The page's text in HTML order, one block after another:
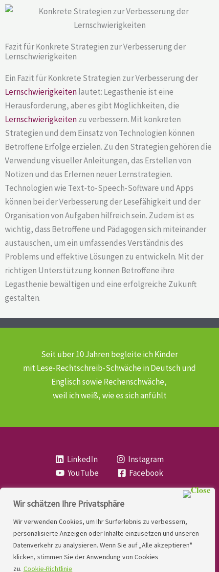
Wir schätzen Ihre Privatsphäre
Wir verwenden Cookies, um Ihr Surferlebnis zu verbessern,
personalisierte Anzeigen oder Inhalte einzusetzen und unseren
Datenverkehr zu analysieren. Wenn Sie auf „Alle akzeptieren"
klicken, stimmen Sie der Anwendung von Cookies
zu. Cookie-Richtlinie
Fazit für Konkrete Strategien zur Verbesserung der
Lernschwierigkeiten
Ein Fazit für Konkrete Strategien zur Verbesserung der
Lernschwierigkeitenlautet: Legasthenie ist eine
Herausforderung, aber es gibt Möglichkeiten, die
Lernschwierigkeitenzu verbessern. Mit konkreten
Strategien und dem Einsatz von Technologien können
Betroffene Erfolge erzielen. Zu den Strategien gehören die
Verwendung visueller Anleitungen, das Erstellen von
Notizen und das Erlernen neuer Lernstrategien.
Technologien wie Text-to-Speech-Software und Apps
können bei der Verbesserung der Lesefähigkeit und der
Organisation von Aufgaben hilfreich sein. Zudem ist es
wichtig, dass Betroffene und Pädagogen sich miteinander
austauschen, um ein umfassendes Verständnis des
Problems und effektive Lösungen zu entwickeln. Mit der
richtigen Unterstützung können Betroffene ihre
Legasthenie bewältigen und eine erfolgreiche Zukunft
gestalten.
Seit über 10 Jahren begleite ich Kinder
mit Lese-Rechtschreib-Schwächein Deutsch und
Englisch sowie Rechenschwäche,
weil ich weiß, wie es sich anfühlt
LinkedIn
Instagram
YouTube
Facebook
LINDNER. 2026 | Powered by
Kontakt